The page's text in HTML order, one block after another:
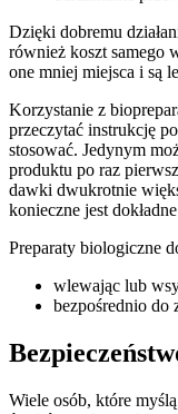
Dzięki dobremu
również koszt samego
one mniej miejsca i są
Korzystanie z
przeczytać instrukcję
stosować. Jedynym
produktu po raz
dawki dwukrotnie
konieczne jest
Preparaty biologiczne
wlewając lub
bezpośrednio do
Wiele osób, które